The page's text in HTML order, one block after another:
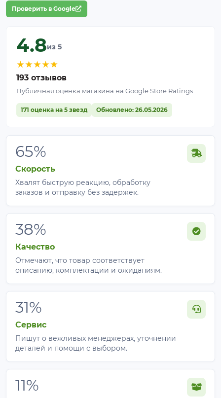
Проверить в Google
4.8из 5
★★★★★
193 отзывов
Публичная оценка магазина на Google Store Ratings
171 оценка на 5 звезд Обновлено: 26.05.2026
65%
Скорость
Хвалят быструю реакцию, обработку
заказов и отправку без задержек.
38%
Качество
Отмечают, что товар соответствует
описанию, комплектации и ожиданиям.
31%
Сервис
Пишут о вежливых менеджерах, уточнении
деталей и помощи с выбором.
11%